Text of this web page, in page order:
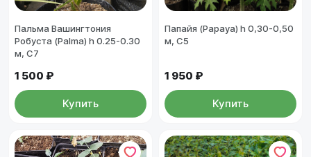
Пальма Вашингтония
Робуста (Palma) h 0.25-0.30
м, С7
1 500 ₽
Купить
Папайя (Papaya) h 0,30-0,50
м, С5
1 950 ₽
Купить